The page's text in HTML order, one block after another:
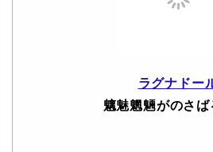
ラグナドー
魑魅魍魎がのさば